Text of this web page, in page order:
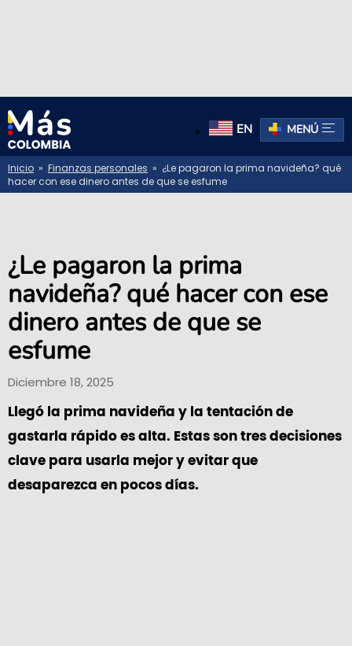
EN MENÚ
Inicio » Finanzas personales » ¿Le pagaron la prima navideña? qué
hacer con ese dinero antes de que se esfume
¿Le pagaron la prima
navideña? qué hacer con ese
dinero antes de que se
esfume
Diciembre 18, 2025
Llegó la prima navideña y la tentación de
gastarla rápido es alta. Estas son tres decisiones
clave para usarla mejor y evitar que
desaparezca en pocos días.